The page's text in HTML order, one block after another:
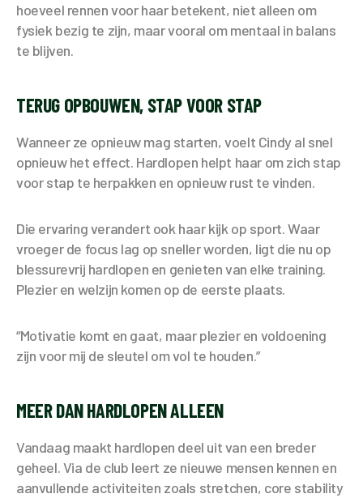
hoeveel rennen voor haar betekent, niet alleen om
fysiek bezig te zijn, maar vooral om mentaal in balans
te blijven.
TERUG OPBOUWEN, STAP VOOR STAP
Wanneer ze opnieuw mag starten, voelt Cindy al snel
opnieuw het effect. Hardlopen helpt haar om zich stap
voor stap te herpakken en opnieuw rust te vinden.
Die ervaring verandert ook haar kijk op sport. Waar
vroeger de focus lag op sneller worden, ligt die nu op
blessurevrij hardlopen en genieten van elke training.
Plezier en welzijn komen op de eerste plaats.
“Motivatie komt en gaat, maar plezier en voldoening
zijn voor mij de sleutel om vol te houden.”
MEER DAN HARDLOPEN ALLEEN
Vandaag maakt hardlopen deel uit van een breder
geheel. Via de club leert ze nieuwe mensen kennen en
aanvullende activiteiten zoals stretchen, core stability